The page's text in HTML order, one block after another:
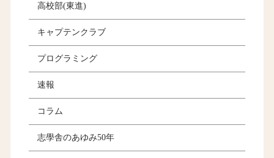
高校部(東進)
キャプテンクラブ
プログラミング
速報
コラム
志學舎のあゆみ50年